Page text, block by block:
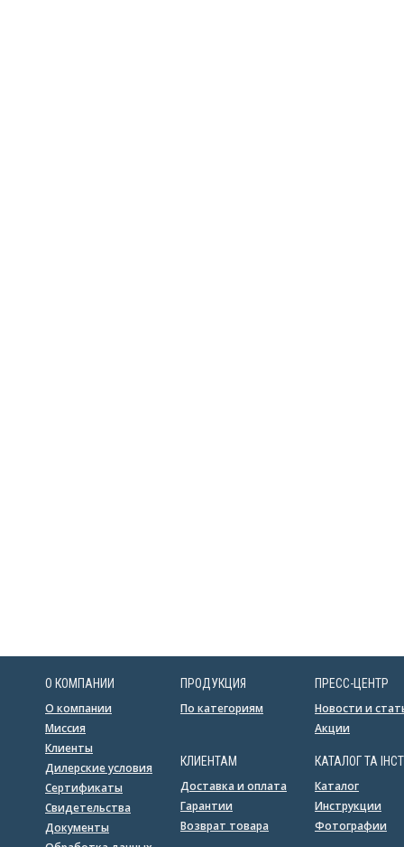
О КОМПАНИИ
О компании
Миссия
Клиенты
Дилерские условия
Сертификаты
Свидетельства
Документы
ПРОДУКЦИЯ
По категориям
КЛИЕНТАМ
Доставка и оплата
Гарантии
Возврат товара
ПРЕСС-ЦЕНТР
Новости и
Акции
КАТАЛОГ ТА
Каталог
Инструкции
Фотографии